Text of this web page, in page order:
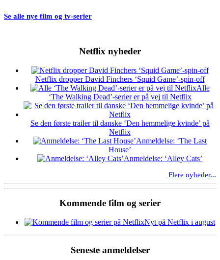
Se alle nye film og tv-serier
Netflix nyheder
Netflix dropper David Finchers ‘Squid Game’-spin-off
Alle
‘The Walking Dead’-serier er på vej til Netflix
Se den første trailer til danske ‘Den hemmelige kvinde’ på
Netflix
Anmeldelse: ‘The Last
House’
Anmeldelse: ‘Alley Cats’
Flere nyheder...
Kommende film og serier
Nyt på Netflix i august
Seneste anmeldelser